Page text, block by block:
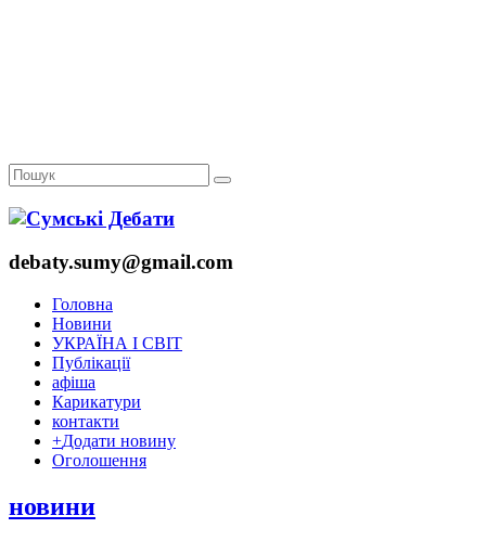
debaty.sumy@gmail.com
Головна
Новини
УКРАЇНА І СВІТ
Публікації
афіша
Карикатури
контакти
+Додати новину
Оголошення
новини